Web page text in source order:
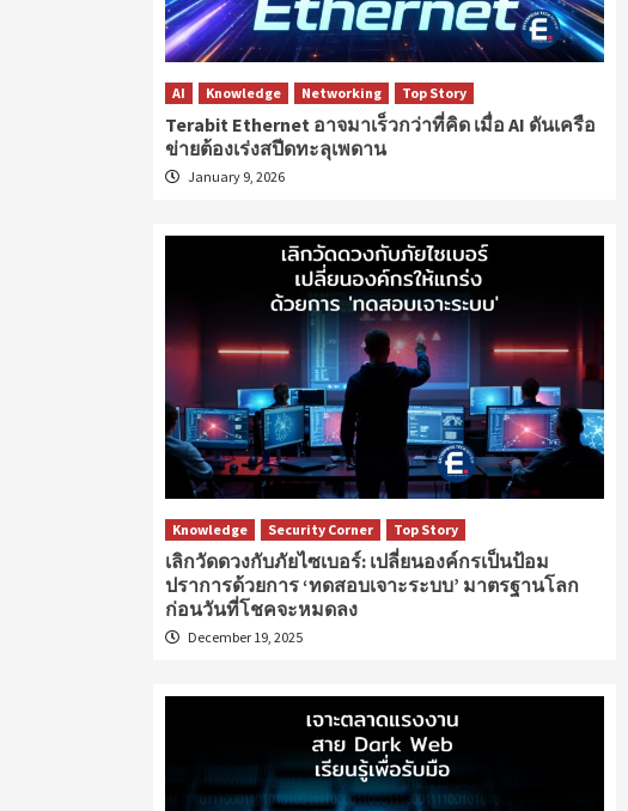
AI Knowledge Networking Top Story
Terabit Ethernet อาจมาเร็วกว่าที่คิด เมื่อ AI ดันเครือ
ข่ายต้องเร่งสปีดทะลุเพดาน
January 9, 2026
Knowledge Security Corner Top Story
เลิกวัดดวงกับภัยไซเบอร์: เปลี่ยนองค์กรเป็นป้อม
ปราการด้วยการ ‘ทดสอบเจาะระบบ’ มาตรฐานโลก
ก่อนวันที่โชคจะหมดลง
December 19, 2025